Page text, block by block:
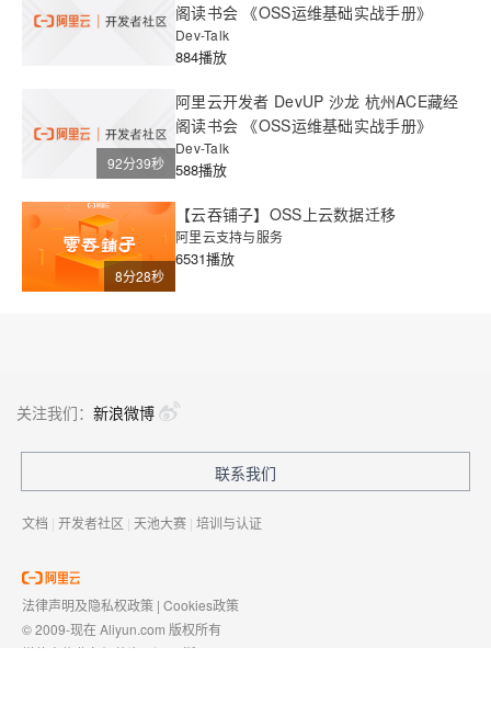
阁读书会 《OSS运维基础实战手册》
Dev-Talk
884播放
92分39秒
阿里云开发者 DevUP 沙龙 杭州ACE藏经
阁读书会 《OSS运维基础实战手册》
Dev-Talk
588播放
8分28秒
【云吞铺子】OSS上云数据迁移
阿里云支持与服务
6531播放
关注我们： 新浪微博
联系我们
文档 | 开发者社区 | 天池大赛 | 培训与认证
法律声明及隐私权政策 | Cookies政策
© 2009-现在 Aliyun.com 版权所有
增值电信业务经营许可证： 浙B2-20080101